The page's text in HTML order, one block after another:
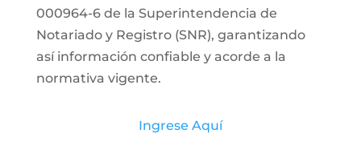
000964-6 de la Superintendencia de
Notariado y Registro (SNR), garantizando
así información confiable y acorde a la
normativa vigente.
Ingrese Aquí